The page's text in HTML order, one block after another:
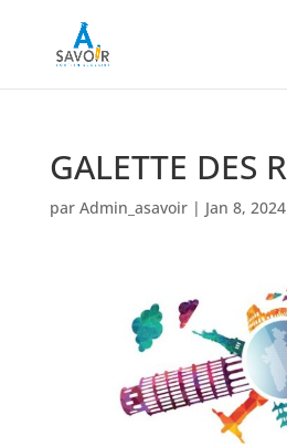
GALETTE DES
par Admin_asavoir| Jan 8, 2024